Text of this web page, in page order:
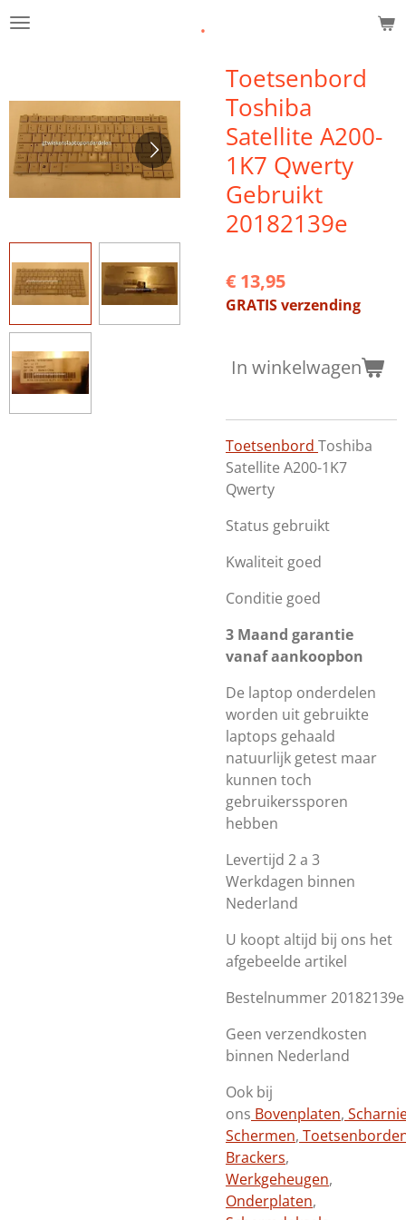
Ga
hoofdinhoud
.
Toetsenbord
Toshiba
Satellite A200-
1K7 Qwerty
Gebruikt
20182139e
€ 13,95
GRATIS verzending
In winkelwagen
Toetsenbord Toshiba
Satellite A200-1K7
Qwerty
Status gebruikt
Kwaliteit goed
Conditie goed
3 Maand garantie
vanaf aankoopbon
De laptop onderdelen
worden uit gebruikte
laptops gehaald
natuurlijk getest maar
kunnen toch
gebruikerssporen
hebben
Levertijd 2 a 3
Werkdagen binnen
Nederland
U koopt altijd bij ons het
afgebeelde artikel
Bestelnummer 20182139e
Geen verzendkosten
binnen Nederland
Ook bij
ons Bovenplaten,
Schermen,
Brackers,
Werkgeheugen,
Onderplaten,